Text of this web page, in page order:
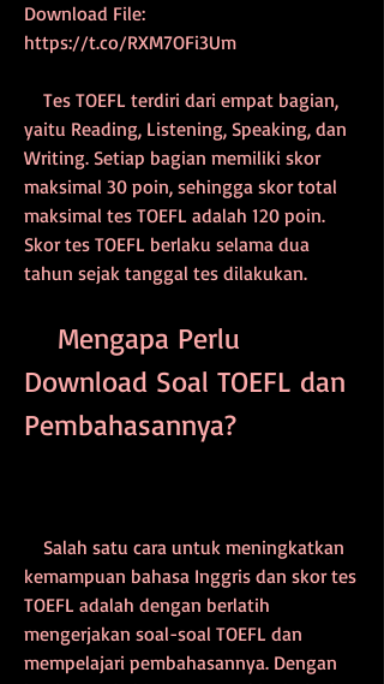
Download File:
https://t.co/RXM7OFi3Um
yaitu Reading, Listening, Speaking, dan
Writing. Setiap bagian memiliki skor
maksimal 30 poin, sehingga skor total
maksimal tes TOEFL adalah 120 poin.
Skor tes TOEFL berlaku selama dua
tahun sejak tanggal tes dilakukan.
Download Soal TOEFL dan
Pembahasannya?
kemampuan bahasa Inggris dan skor tes
TOEFL adalah dengan berlatih
mengerjakan soal-soal TOEFL dan
mempelajari pembahasannya. Dengan